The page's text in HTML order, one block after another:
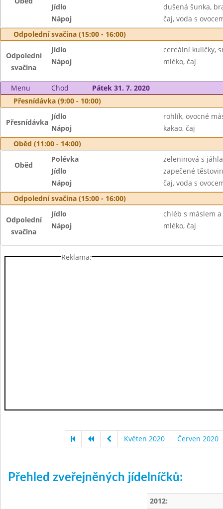
Jídlo
dušená šunka,
Nápoj
čaj, voda s
Odpolední svačina (15:00 - 16:00)
Odpolední
svačina
Jídlo
cereální kuličky,
Nápoj
mléko, čaj
Menu Chod
Pátek 31. 7. 2020
Přesnídávka (9:00 - 10:00)
Přesnídávka
Jídlo
rohlík, ovocné
Nápoj
kakao, čaj
Oběd (11:00 - 14:00)
Oběd
Polévka
zeleninová s
Jídlo
zapečené
Nápoj
čaj, voda s
Odpolední svačina (15:00 - 16:00)
Odpolední
svačina
Jídlo
chléb s máslem
Nápoj
mléko, čaj
Reklama:
Květen 2020 Červen 2020
Přehled zveřejněných jídelníčků:
2012: